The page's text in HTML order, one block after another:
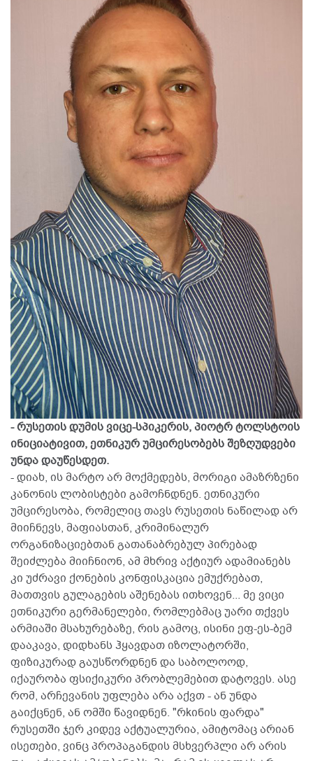
- რუსეთის დუმის ვიცე-სპიკერის, პიოტრ ტოლსტოის
ინიციატივით, ეთნიკურ უმცირესობებს შეზღუდვები
უნდა დაუწესდეთ.
- დიახ, ის მარტო არ მოქმედებს, მორიგი ამაზრზენი
კანონის ლობისტები გამოჩნდნენ. ეთნიკური
უმცირესობა, რომელიც თავს რუსეთის ნაწილად არ
მიიჩნევს, მაფიასთან, კრიმინალურ
ორგანიზაციებთან გათანაბრებულ პირებად
შეიძლება მიიჩნიონ, ამ მხრივ აქტიურ ადამიანებს
კი უძრავი ქონების კონფისკაცია ემუქრებათ,
მათთვის გულაგების აშენებას ითხოვენ... მე ვიცი
ეთნიკური გერმანელები, რომლებმაც უარი თქვეს
არმიაში მსახურებაზე, რის გამოც, ისინი ეფ-ეს-ბემ
დააკავა, დიდხანს ჰყავდათ იზოლატორში,
ფიზიკურად გაუსწორდნენ და საბოლოოდ,
იქაურობა ფსიქიკური პრობლემებით დატოვეს. ასე
რომ, არჩევანის უფლება არა აქვთ - ან უნდა
გაიქცნენ, ან ომში წავიდნენ. "რkინის ფარდა"
რუსეთში ჯერ კიდევ აქტუალურია, ამიტომაც არიან
ისეთები, ვინც პროპაგანდის მსხვერპლი არ არის